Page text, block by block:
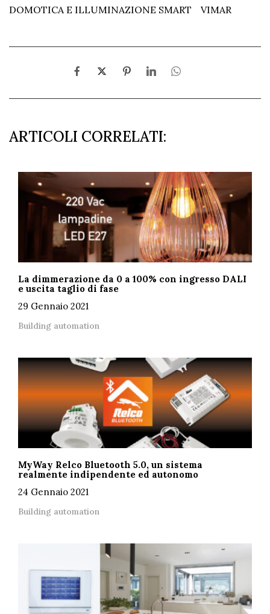
DOMOTICA E ILLUMINAZIONE SMART VIMAR
ARTICOLI CORRELATI:
La dimmerazione da 0 a 100% con ingresso DALI
e uscita taglio di fase
29 Gennaio 2021
Building automation
MyWay Relco Bluetooth 5.0, un sistema
realmente indipendente ed autonomo
24 Gennaio 2021
Building automation